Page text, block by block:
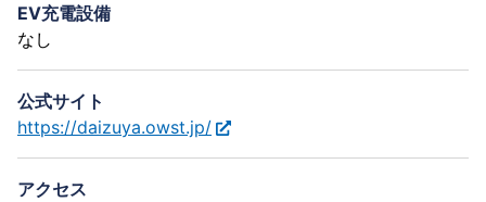
EV充電設備
なし
公式サイト
https://daizuya.owst.jp/
アクセス